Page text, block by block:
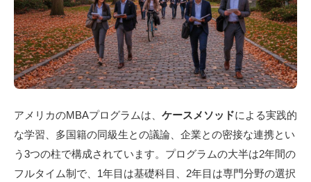
アメリカのMBAプログラムは、 ケースメソッドによる実践的
な学習、多国籍の同級生との議論、企業との密接な連携とい
う3つの柱で構成されています。プログラムの大半は2年間の
フルタイム制で、1年目は基礎科目、2年目は専門分野の選択